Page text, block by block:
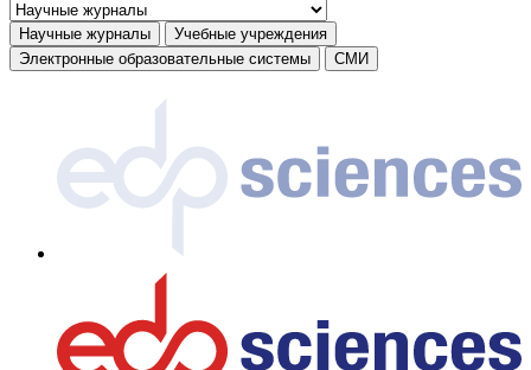
Научные журналы
Учебные учреждения
Электронные образовательные системы
СМИ